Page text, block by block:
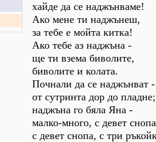
хайде да се наджънваме!
Ако мене ти наджънеш,
за тебе е мойта китка!
Ако тебе аз наджъна -
ще ти взема биволите,
биволите и колата.
Почнали да се наджънват -
от сутринта дор до пладне;
наджъна го бяла Яна -
малко-много, с девет
с девет снопа, с три